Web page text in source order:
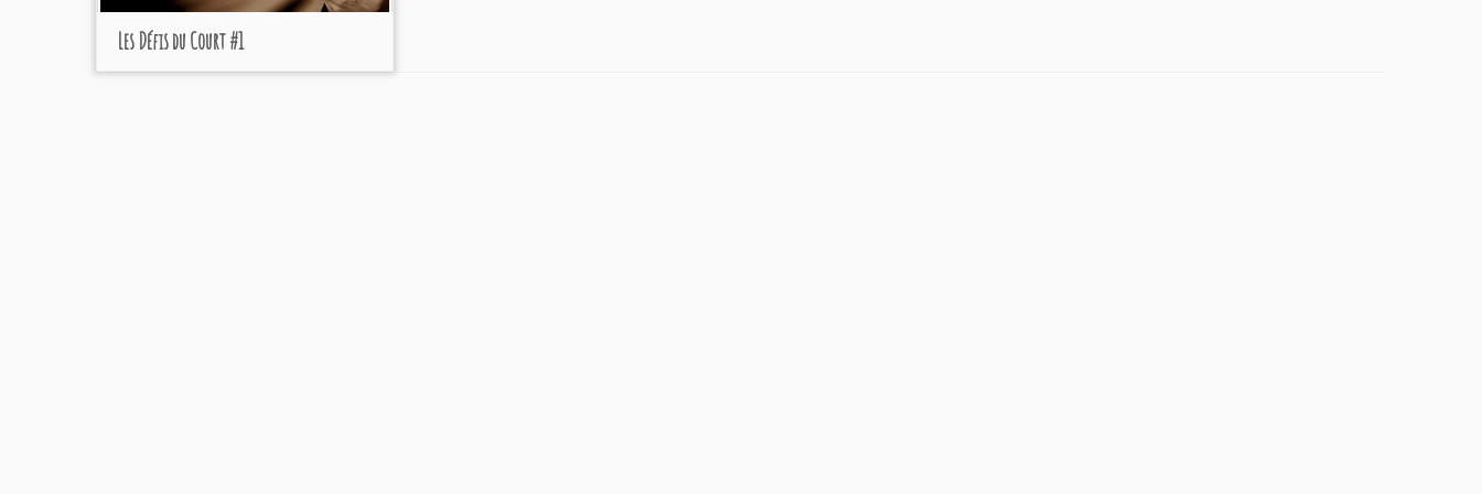
Les Défis du Court #1